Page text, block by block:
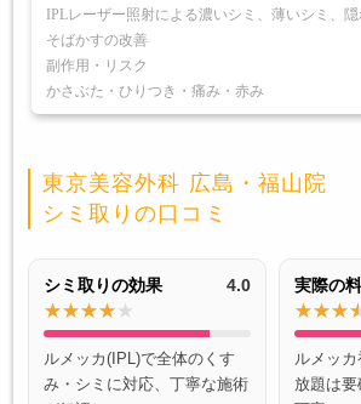
IPLレーザー照射による濃いシミ、薄いシミ、
そばかすの改善
副作用・リスク
かさぶた・ひりつき・痛み・赤み
東京美容外科 広島・福山院
シミ取りの口コミ
シミ取りの効果 4.0
ルメッカ(IPL)で全体のくす
み・シミに対応、丁寧な施術
実際の
ルメッカ
放題は要